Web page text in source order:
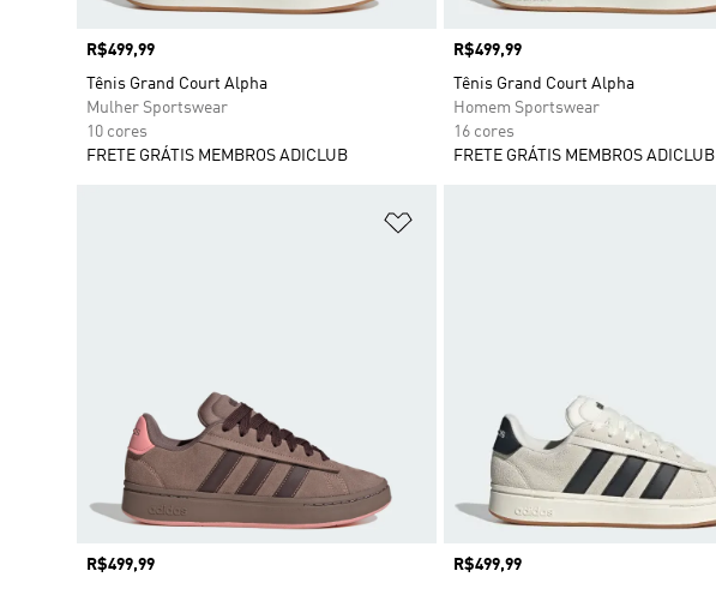
Preço
R$499,99
Tênis Grand Court Alpha
Mulher Sportswear
10 cores
FRETE GRÁTIS MEMBROS ADICLUB
Preço
R$499,99
Tênis Grand Court Alpha
Homem Sportswear
16 cores
FRETE GRÁTIS MEMBROS ADICLUB
Preço
R$499,99
Preço
R$499,99